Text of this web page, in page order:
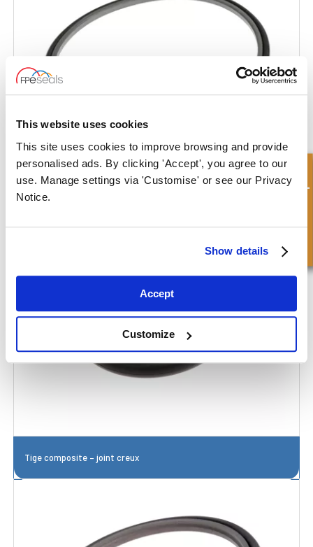
This website uses cookies
This site uses cookies to improve browsing and provide
personalised ads. By clicking 'Accept', you agree to our
use. Manage settings via 'Customise' or see our Privacy
Notice.
Show details
Accept
Customize
Tige composite – en biseau
Tige composite – joint creux
Demande rapide